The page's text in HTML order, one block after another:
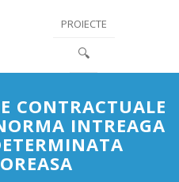
PROIECTE
🔍
CONTRACTUALE
INTREAGA